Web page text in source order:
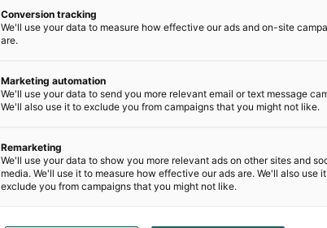
Conversion tracking
We'll use your data to measure how effective our ads and on-site
are.
Marketing automation
We'll use your data to send you more relevant email or text message
We'll also use it to exclude you from campaigns that you might not like.
Remarketing
We'll use your data to show you more relevant ads on other sites and
media. We'll use it to measure how effective our ads are. We'll also use
exclude you from campaigns that you might not like.